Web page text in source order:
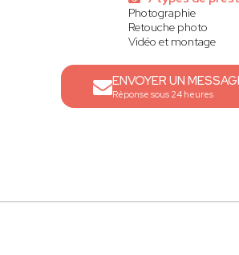
Photographie
Retouche photo
Vidéo et montage
ENVOYER UN
Réponse sous 24 heures